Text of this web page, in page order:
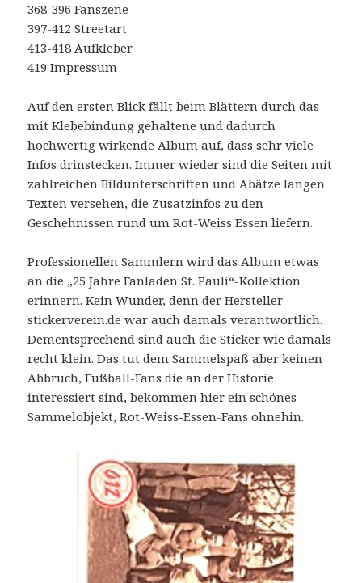
368-396 Fanszene
397-412 Streetart
413-418 Aufkleber
419 Impressum
Auf den ersten Blick fällt beim Blättern durch das
mit Klebebindung gehaltene und dadurch
hochwertig wirkende Album auf, dass sehr viele
Infos drinstecken. Immer wieder sind die Seiten mit
zahlreichen Bildunterschriften und Abätze langen
Texten versehen, die Zusatzinfos zu den
Geschehnissen rund um Rot-Weiss Essen liefern.
Professionellen Sammlern wird das Album etwas
an die „25 Jahre Fanladen St. Pauli“-Kollektion
erinnern. Kein Wunder, denn der Hersteller
stickerverein.de war auch damals verantwortlich.
Dementsprechend sind auch die Sticker wie damals
recht klein. Das tut dem Sammelspaß aber keinen
Abbruch, Fußball-Fans die an der Historie
interessiert sind, bekommen hier ein schönes
Sammelobjekt, Rot-Weiss-Essen-Fans ohnehin.